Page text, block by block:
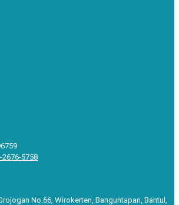
2676-5758
No.66, Wirokerten, Banguntapan, Bantul,